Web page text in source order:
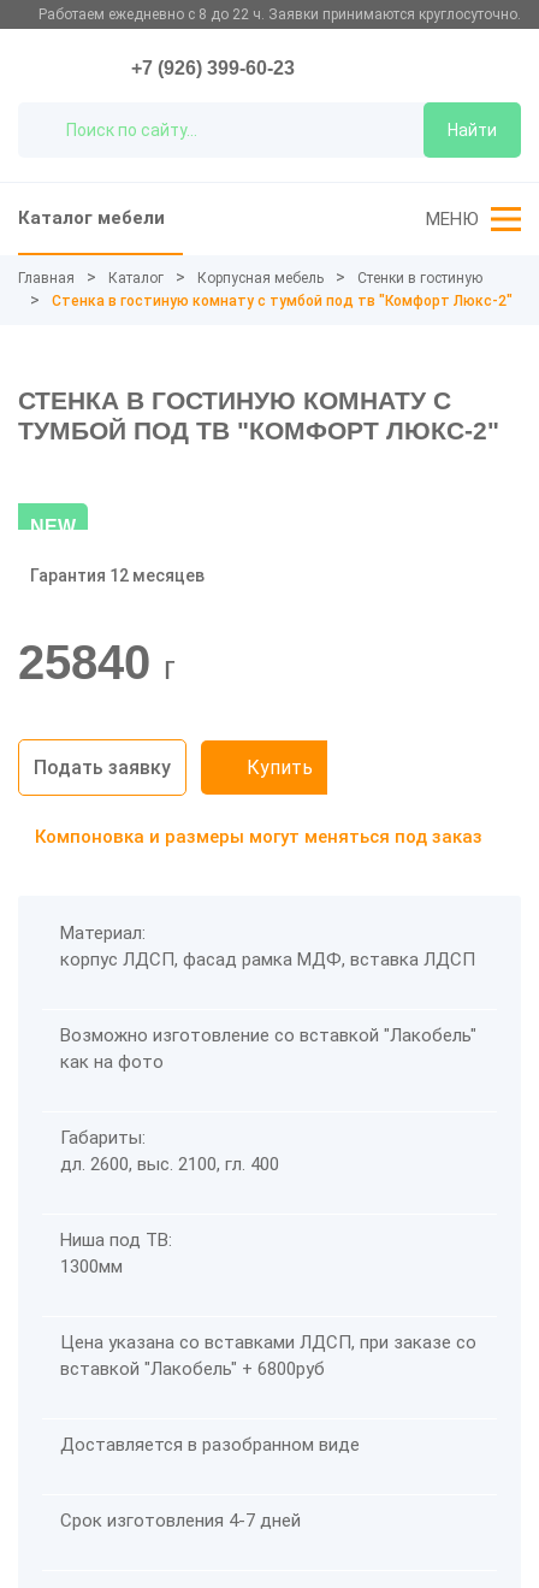
Работаем ежедневно с 8 до 22 ч. Заявки принимаются круглосуточно.
Найти
+7 (926) 399-60-23
Каталог мебели МЕНЮ
Главная Каталог Корпусная мебель
Стенки в гостиную
Стенка в гостиную комнату с тумбой под тв "Комфорт Люкс-2"
СТЕНКА В ГОСТИНУЮ КОМНАТУ С
ТУМБОЙ ПОД ТВ "КОМФОРТ ЛЮКС-2"
NEW
-20%
Гарантия 12 месяцев
25840 г
Подать заявку Купить
Компоновка и размеры могут меняться под заказ
Материал:
корпус ЛДСП, фасад рамка МДФ, вставка ЛДСП
Возможно изготовление со вставкой "Лакобель"
как на фото
Габариты:
дл. 2600, выс. 2100, гл. 400
Ниша под ТВ:
1300мм
Цена указана со вставками ЛДСП, при заказе со
вставкой "Лакобель" + 6800руб
Доставляется в разобранном виде
Срок изготовления 4-7 дней